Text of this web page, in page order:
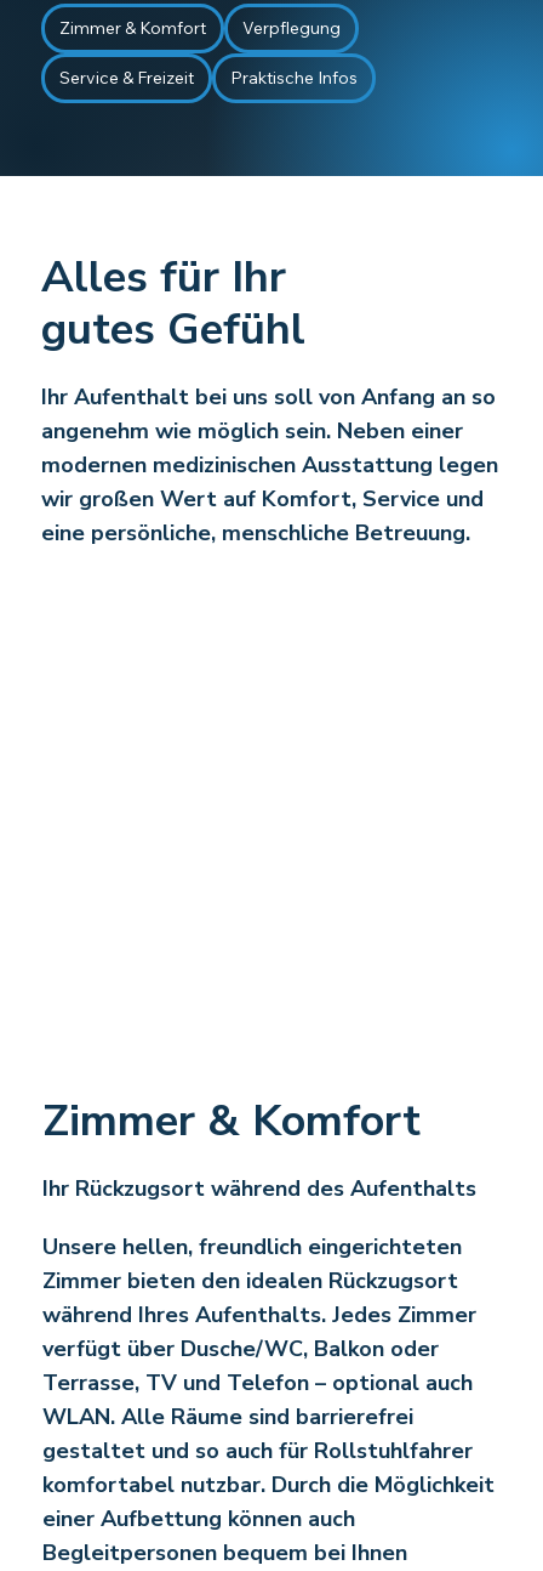
Zimmer & Komfort Verpflegung
Service & Freizeit Praktische Infos
Alles für Ihr
gutes Gefühl
Ihr Aufenthalt bei uns soll von Anfang an so
angenehm wie möglich sein. Neben einer
modernen medizinischen Ausstattung legen
wir großen Wert auf Komfort, Service und
eine persönliche, menschliche Betreuung.
Zimmer & Komfort
Ihr Rückzugsort während des Aufenthalts
Unsere hellen, freundlich eingerichteten
Zimmer bieten den idealen Rückzugsort
während Ihres Aufenthalts. Jedes Zimmer
verfügt über Dusche/WC, Balkon oder
Terrasse, TV und Telefon – optional auch
WLAN. Alle Räume sind barrierefrei
gestaltet und so auch für Rollstuhlfahrer
komfortabel nutzbar. Durch die Möglichkeit
einer Aufbettung können auch
Begleitpersonen bequem bei Ihnen